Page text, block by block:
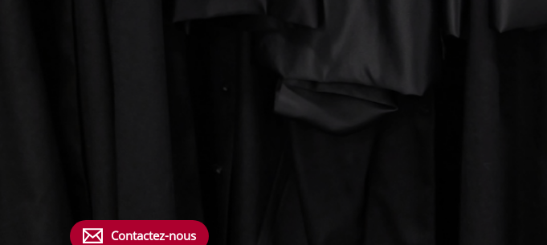
Contactez-nous